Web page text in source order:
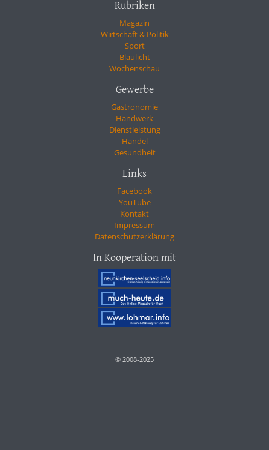
Rubriken
Magazin
Wirtschaft & Politik
Sport
Blaulicht
Wochenschau
Gewerbe
Gastronomie
Handwerk
Dienstleistung
Handel
Gesundheit
Links
Facebook
YouTube
Kontakt
Impressum
Datenschutzerklärung
In Kooperation mit
© 2008-2025